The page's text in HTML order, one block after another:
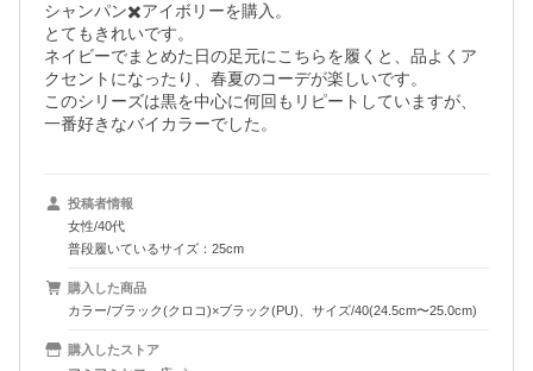
シャンパン✖️アイボリーを購入。
とてもきれいです。
ネイビーでまとめた日の足元にこちらを履くと、品よくア
クセントになったり、春夏のコーデが楽しいです。
このシリーズは黒を中心に何回もリピートしていますが、
一番好きなバイカラーでした。
投稿者情報
女性/40代
普段履いているサイズ：25cm
購入した商品
カラー/ブラック(クロコ)×ブラック(PU)、サイズ/40(24.5cm〜25.0cm)
購入したストア